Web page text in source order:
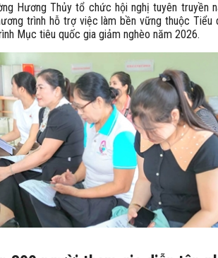
Hương Thủy tổ chức hội nghị tuyên truyền
trình hỗ trợ việc làm bền vững thuộc Tiểu
Mục tiêu quốc gia giảm nghèo năm 2026.